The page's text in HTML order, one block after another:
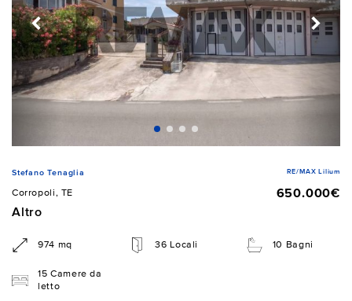
Stefano Tenaglia RE/MAX Lilium
Corropoli, TE
650.000€
Altro
974 mq 36 Locali 10 Bagni
15 Camere da
letto